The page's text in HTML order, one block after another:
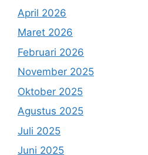
April 2026
Maret 2026
Februari 2026
November 2025
Oktober 2025
Agustus 2025
Juli 2025
Juni 2025